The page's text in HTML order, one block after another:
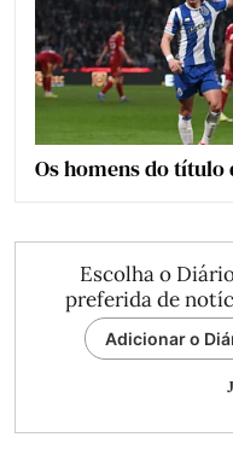
Os homens do título
Escolha o
preferida de
Adicionar o